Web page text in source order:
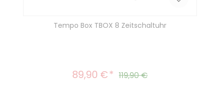
Tempo Box TBOX 8 Zeitschaltuhr
Verkaufspreis:
89,90 € Regulärer Preis:
119,90 €